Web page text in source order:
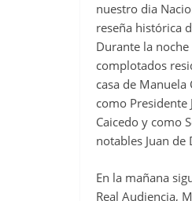
nuestro dia
reseña histórica
Durante la
complotados
casa de
como Presidente
Caicedo y como
notables Juan
En la mañana
Real Audiencia,